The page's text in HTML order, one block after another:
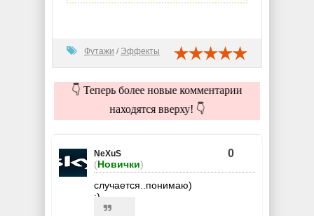
Футажи / Эффекты
👇 Теперь более новые комментарии
находятся вверху! 👇
NeXuS
(Новички)
0
случается..понимаю)
:)